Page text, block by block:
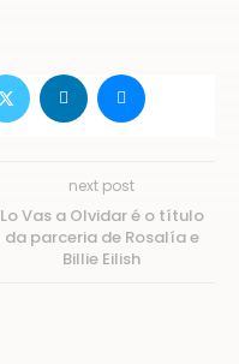
next post
Lo Vas a Olvidar é o título
da parceria de Rosalía e
Billie Eilish